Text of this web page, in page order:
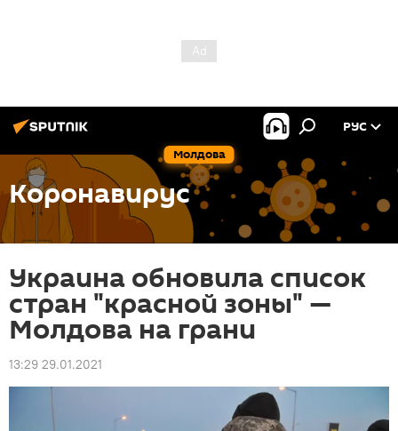
Молдова
РУС
Коронавирус
Украина обновила список
стран "красной зоны" —
Молдова на грани
13:29 29.01.2021